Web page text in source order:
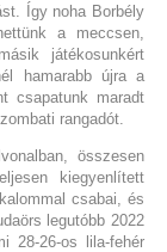
Így noha Borbély
a meccsen,
játékosunkért
hamarabb újra a
csapatunk maradt
rangadót.
összesen
kiegyenlített
csabai, és
legutóbb 2022
28-26-os lila-fehér